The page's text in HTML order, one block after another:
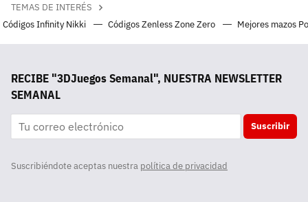
TEMAS DE INTERÉS
Códigos Infinity Nikki
Códigos Zenless Zone Zero Mejores mazos
RECIBE "3DJuegos Semanal", NUESTRA NEWSLETTER
SEMANAL
Suscribir
Suscribiéndote aceptas nuestra política de privacidad